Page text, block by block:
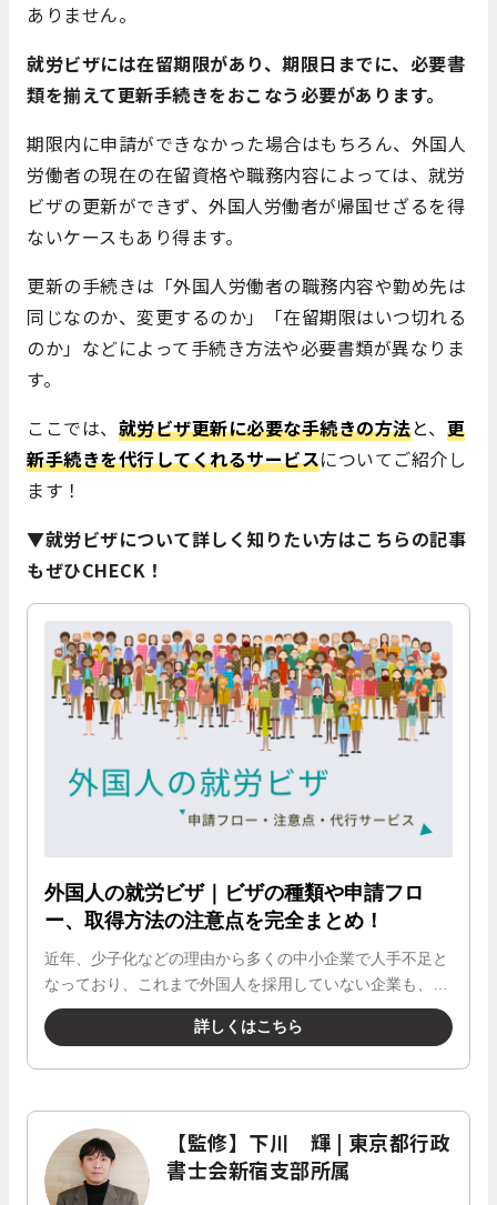
ありません。
就労ビザには在留期限があり、期限日までに、必要書
類を揃えて更新手続きをおこなう必要があります。
期限内に申請ができなかった場合はもちろん、外国人
労働者の現在の在留資格や職務内容によっては、就労
ビザの更新ができず、外国人労働者が帰国せざるを得
ないケースもあり得ます。
更新の手続きは「外国人労働者の職務内容や勤め先は
同じなのか、変更するのか」「在留期限はいつ切れる
のか」などによって手続き方法や必要書類が異なりま
す。
ここでは、 就労ビザ更新に必要な手続きの方法と、 更
新手続きを代行してくれるサービスについてご紹介し
ます！
▼就労ビザについて詳しく知りたい方はこちらの記事
もぜひCHECK！
【監修】下川 輝 | 東京都行政
書士会新宿支部所属